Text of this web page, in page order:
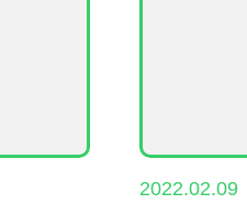
2022.02.09